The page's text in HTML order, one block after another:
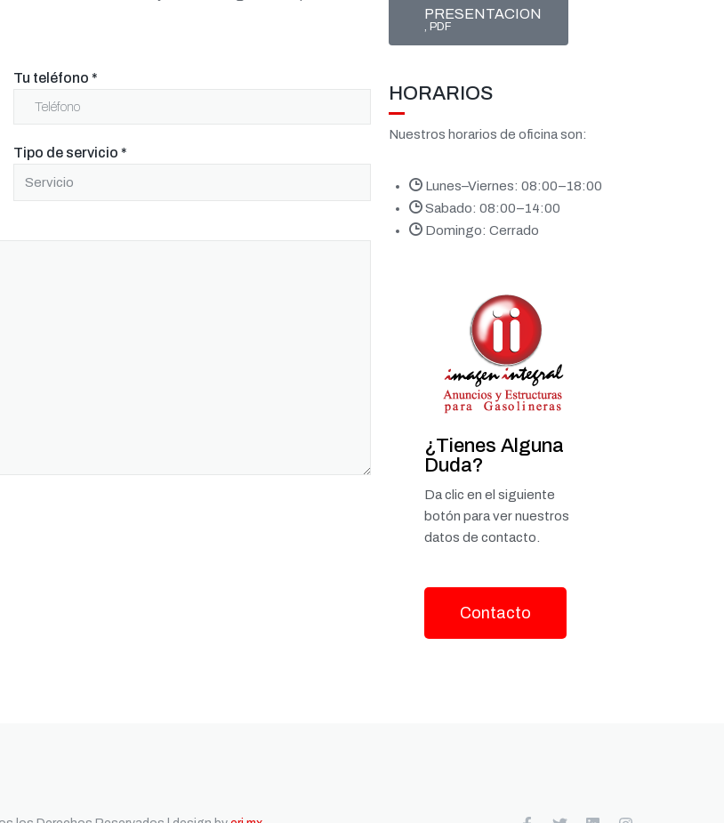
Tu teléfono *
Tipo de servicio *
PRESENTACION
, PDF
HORARIOS
Nuestros horarios de oficina son:
Lunes–Viernes: 08:00–18:00
Sabado: 08:00–14:00
Domingo: Cerrado
¿Tienes Alguna
Duda?
Da clic en el siguiente
botón para ver nuestros
datos de contacto.
Contacto